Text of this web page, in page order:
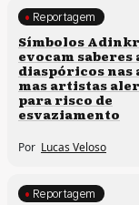
Processos artísticos
Reportagem
Símbolos
evocam saberes
diaspóricos nas
mas artistas
para risco de
esvaziamento
Por Lucas Veloso
Reportagem